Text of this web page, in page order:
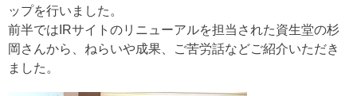
ップを行いました。
前半ではIRサイトのリニューアルを担当された資生堂の杉
岡さんから、ねらいや成果、ご苦労話などご紹介いただき
ました。